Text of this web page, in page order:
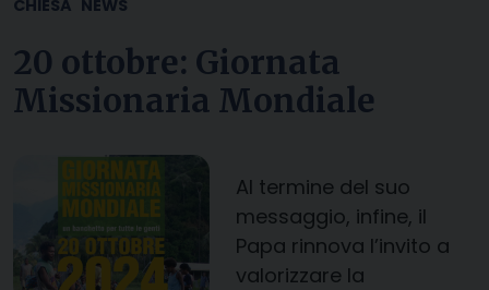
CHIESA NEWS
20 ottobre: Giornata
Missionaria Mondiale
Al termine del suo
messaggio, infine, il
Papa rinnova l’invito a
valorizzare la